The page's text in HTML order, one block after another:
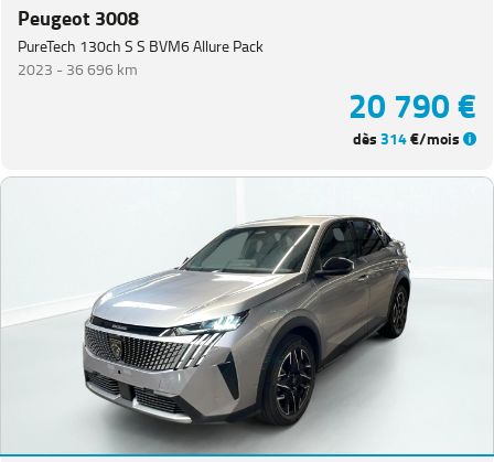
Peugeot 3008
PureTech 130ch S S BVM6 Allure Pack
2023 -36 696 km
20 790 €
dès314€/mois